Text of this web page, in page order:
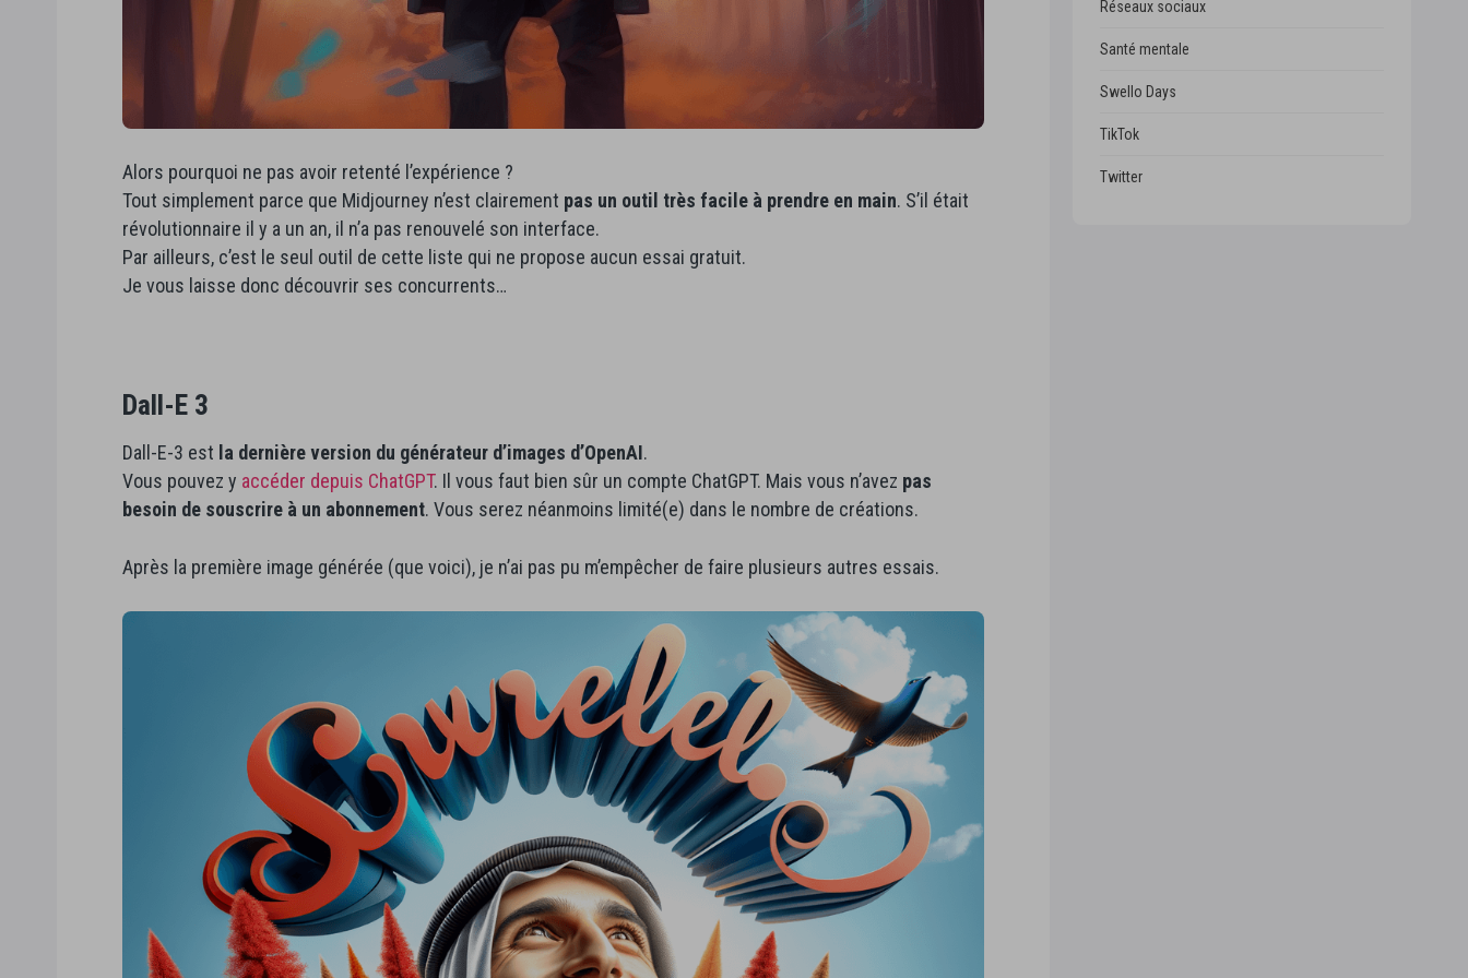
Alors pourquoi ne pas avoir retenté l’expérience ?
Tout simplement parce que Midjourney n’est clairement pas un outil très facile à prendre en main. S’il était
révolutionnaire il y a un an, il n’a pas renouvelé son interface.
Par ailleurs, c’est le seul outil de cette liste qui ne propose aucun essai gratuit.
Je vous laisse donc découvrir ses concurrents…
Dall-E 3
Dall-E-3 est la dernière version du générateur d’images d’OpenAI.
Vous pouvez y accéder depuis ChatGPT. Il vous faut bien sûr un compte ChatGPT. Mais vous n’avez pas
besoin de souscrire à un abonnement. Vous serez néanmoins limité(e) dans le nombre de créations.
Après la première image générée (que voici), je n’ai pas pu m’empêcher de faire plusieurs autres essais.
Réseaux sociaux
Santé mentale
Swello Days
TikTok
Twitter